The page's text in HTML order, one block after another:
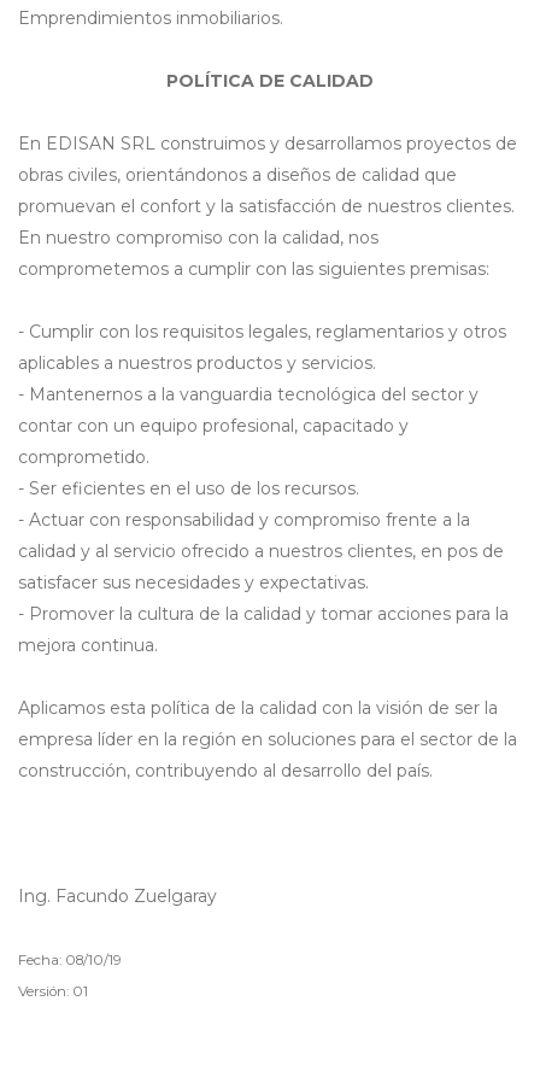
Emprendimientos inmobiliarios.
POLÍTICA DE CALIDAD
En EDISAN SRL construimos y desarrollamos proyectos de
obras civiles, orientándonos a diseños de calidad que
promuevan el confort y la satisfacción de nuestros clientes.
En nuestro compromiso con la calidad, nos
comprometemos a cumplir con las siguientes premisas:
- Cumplir con los requisitos legales, reglamentarios y otros
aplicables a nuestros productos y servicios.
- Mantenernos a la vanguardia tecnológica del sector y
contar con un equipo profesional, capacitado y
comprometido.
- Ser eficientes en el uso de los recursos.
- Actuar con responsabilidad y compromiso frente a la
calidad y al servicio ofrecido a nuestros clientes, en pos de
satisfacer sus necesidades y expectativas.
- Promover la cultura de la calidad y tomar acciones para la
mejora continua.
Aplicamos esta política de la calidad con la visión de ser la
empresa líder en la región en soluciones para el sector de la
construcción, contribuyendo al desarrollo del país.
Ing. Facundo Zuelgaray
Fecha: 08/10/19
Versión: 01